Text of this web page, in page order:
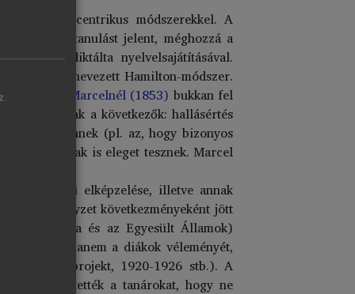
olvasáscentrikus módszerekkel. A
történő tanulást jelent, méghozzá a
érdekek diktálta nyelvelsajátításával.
az úgynevezett Hamilton-módszer.
csak
Marcelnél (1853) bukkan fel
a következők: hallásértés
is feltűnnek (pl. az, hogy bizonyos
felfogásának is eleget tesznek. Marcel
eredeti elképzelése, illetve annak
válsághelyzet következményeként jött
(pl. Kanada és az Egyesült Államok)
számba, hanem a diákok véleményét,
a bengáli projekt, 1920-1926 stb.). A
figyelmeztették a tanárokat, hogy ne